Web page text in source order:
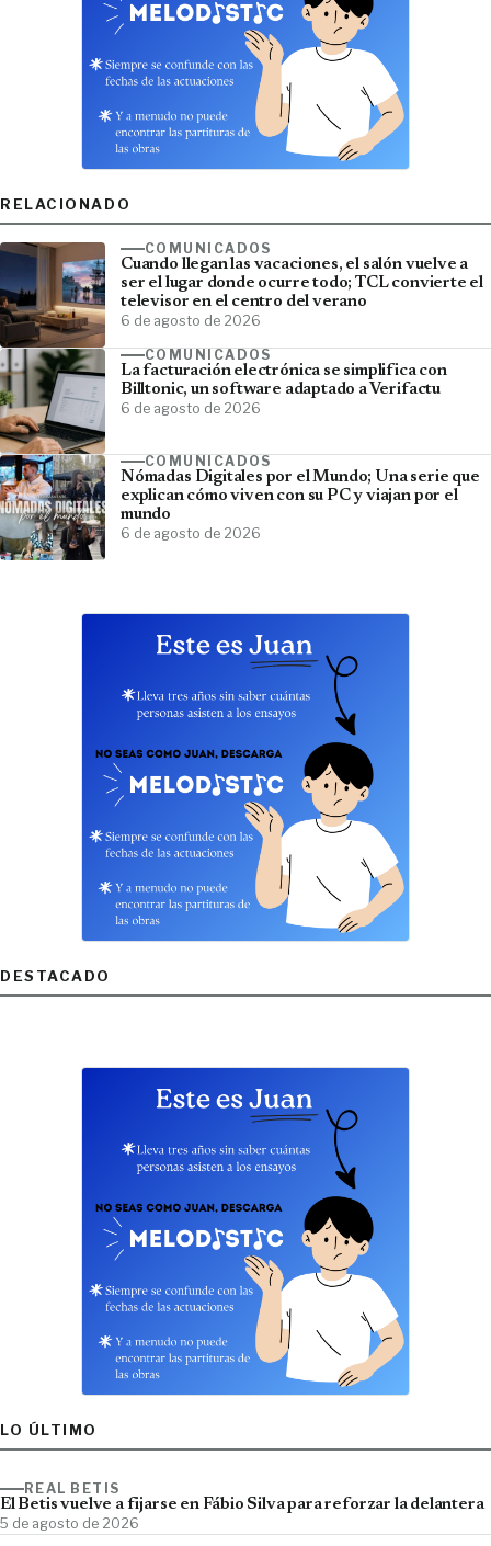
RELACIONADO
COMUNICADOS
Cuando llegan las vacaciones, el salón vuelve a
ser el lugar donde ocurre todo; TCL convierte el
televisor en el centro del verano
6 de agosto de 2026
COMUNICADOS
La facturación electrónica se simplifica con
Billtonic, un software adaptado a Verifactu
6 de agosto de 2026
COMUNICADOS
Nómadas Digitales por el Mundo; Una serie que
explican cómo viven con su PC y viajan por el
mundo
6 de agosto de 2026
DESTACADO
LO ÚLTIMO
REAL BETIS
El Betis vuelve a fijarse en Fábio Silva para reforzar la delantera
5 de agosto de 2026